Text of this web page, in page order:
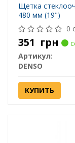
Щетка
480 мм (19")
0
351 грн
Артикул:
DENSO
КУПИТЬ